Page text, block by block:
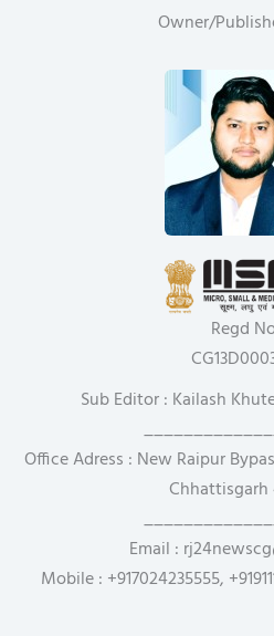
Owner/
Regd
Sub Editor : Kailash
Office Adress : New Raipur
Chhattisgarh
Email :
Mobile : +917024235555,